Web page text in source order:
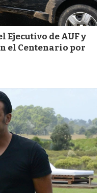
Ejecutivo de AUF y
el Centenario por